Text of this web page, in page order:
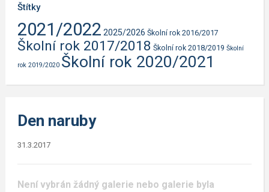
Štítky
2021/2022 2025/2026 Školní rok 2016/2017
Školní rok 2017/2018 Školní rok 2018/2019 Školní
rok 2019/2020 Školní rok 2020/2021
Den naruby
31.3.2017
Není vybrán žádný galerie nebo galerie byla